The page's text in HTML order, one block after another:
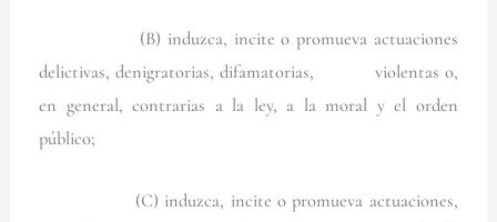
(B) induzca, incite o promueva actuaciones
delictivas, denigratorias, difamatorias, violentas o,
en general, contrarias a la ley, a la moral y el orden
público;
(C) induzca, incite o promueva actuaciones,